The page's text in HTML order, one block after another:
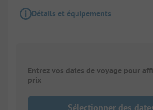
Détails et équipements
Entrez vos dates de voyage pour
prix
Sélectionner des